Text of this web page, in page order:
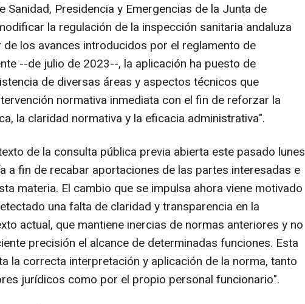
Sanidad, Presidencia y Emergencias de la Junta de
la regulación de la inspección sanitaria andaluza
de los avances introducidos por el reglamento de
--de julio de 2023--, la aplicación ha puesto de
de diversas áreas y aspectos técnicos que
normativa inmediata con el fin de reforzar la
la claridad normativa y la eficacia administrativa".
de la consulta pública previa abierta este pasado lunes
a fin de recabar aportaciones de las partes interesadas e
materia. El cambio que se impulsa ahora viene motivado
una falta de claridad y transparencia en la
actual, que mantiene inercias de normas anteriores y no
precisión el alcance de determinadas funciones. Esta
la correcta interpretación y aplicación de la norma, tanto
jurídicos como por el propio personal funcionario".